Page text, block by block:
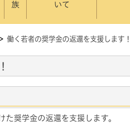
族
いて
働く若者の奨学金の返還を支援します！
奨学金の返還を支援します。